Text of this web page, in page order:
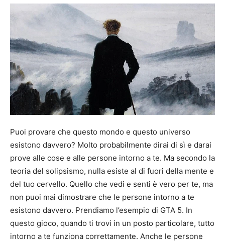
Puoi provare che questo mondo e questo universo
esistono davvero? Molto probabilmente dirai di sì e darai
prove alle cose e alle persone intorno a te. Ma secondo la
teoria del solipsismo, nulla esiste al di fuori della mente e
del tuo cervello. Quello che vedi e senti è vero per te, ma
non puoi mai dimostrare che le persone intorno a te
esistono davvero. Prendiamo l’esempio di GTA 5. In
questo gioco, quando ti trovi in ​​un posto particolare, tutto
intorno a te funziona correttamente. Anche le persone